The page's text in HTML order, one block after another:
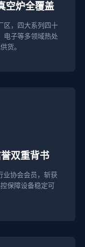
空炉全覆盖
区，四大系列四十
电子等多领域热处
货。
双重背书
协会会员，斩获
保障设备稳定可